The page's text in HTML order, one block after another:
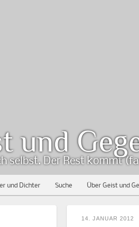
und Dichter Suche Über Geist und
und
selbst. Der Rest kommt
14. JANUAR 2012